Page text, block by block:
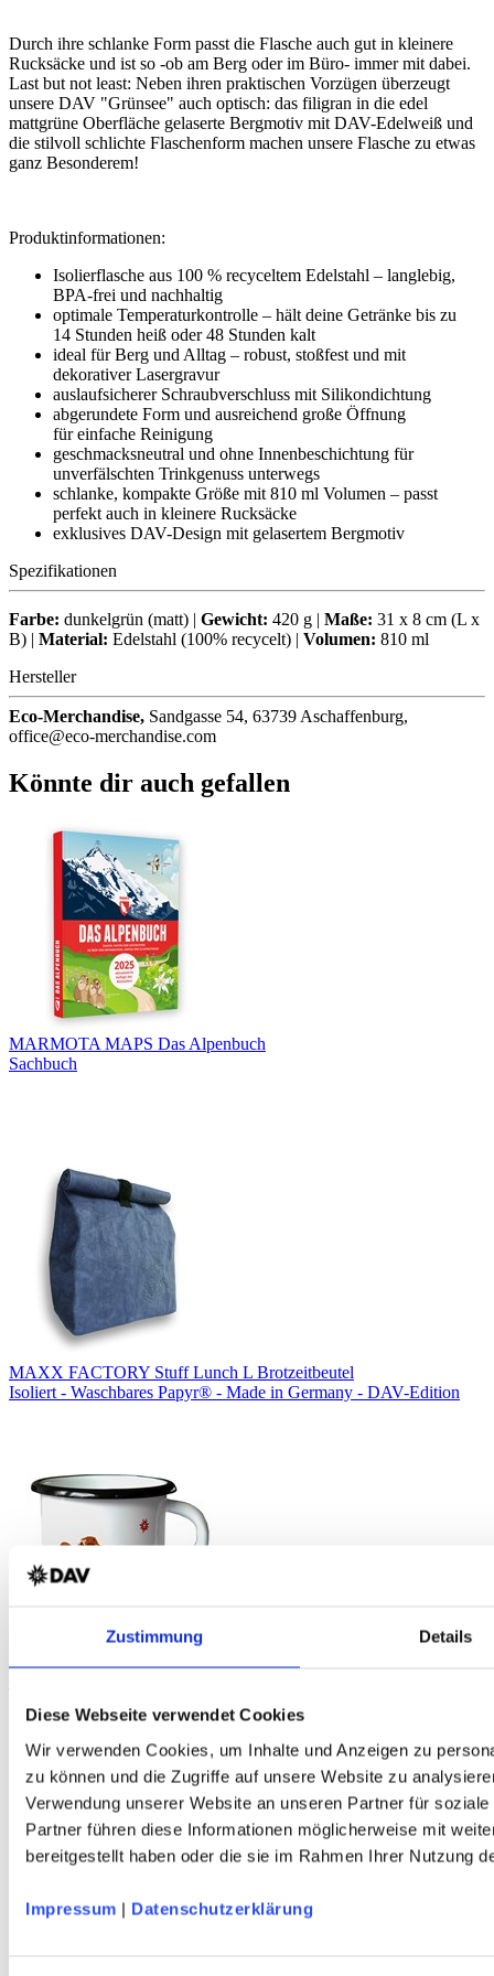
Zustimmung Details
Diese Webseite verwendet Cookies
Wir verwenden Cookies, um Inhalte und Anzeigen zu
zu können und die Zugriffe auf unsere Website zu
Verwendung unserer Website an unseren Partner für
Partner führen diese Informationen möglicherweise mit
bereitgestellt haben oder die sie im Rahmen Ihrer Nutzung
Impressum | Datenschutzerklärung
Durch ihre schlanke Form passt die Flasche auch gut in kleinere
Rucksäcke und ist so -ob am Berg oder im Büro- immer mit dabei.
Last but not least: Neben ihren praktischen Vorzügen überzeugt
unsere DAV "Grünsee" auch optisch: das filigran in die edel
mattgrüne Oberfläche gelaserte Bergmotiv mit DAV-Edelweiß und
die stilvoll schlichte Flaschenform machen unsere Flasche zu etwas
ganz Besonderem!
Produktinformationen:
Isolierflasche aus 100 % recyceltem Edelstahl – langlebig,
BPA-frei und nachhaltig
optimale Temperaturkontrolle – hält deine Getränke bis zu
14 Stunden heiß oder 48 Stunden kalt
ideal für Berg und Alltag – robust, stoßfest und mit
dekorativer Lasergravur
auslaufsicherer Schraubverschluss mit Silikondichtung
abgerundete Form und ausreichend große Öffnung
für einfache Reinigung
geschmacksneutral und ohne Innenbeschichtung für
unverfälschten Trinkgenuss unterwegs
schlanke, kompakte Größe mit 810 ml Volumen – passt
perfekt auch in kleinere Rucksäcke
exklusives DAV-Design mit gelasertem Bergmotiv
Spezifikationen
Farbe: dunkelgrün (matt) | Gewicht: 420 g | Maße: 31 x 8 cm (L x
B) | Material: Edelstahl (100% recycelt) | Volumen: 810 ml
Hersteller
Eco-Merchandise, Sandgasse 54, 63739 Aschaffenburg,
office@eco-merchandise.com
Könnte dir auch gefallen
MARMOTA MAPS Das Alpenbuch
Sachbuch
MAXX FACTORY Stuff Lunch L Brotzeitbeutel
Isoliert - Waschbares Papyr® - Made in Germany - DAV-Edition